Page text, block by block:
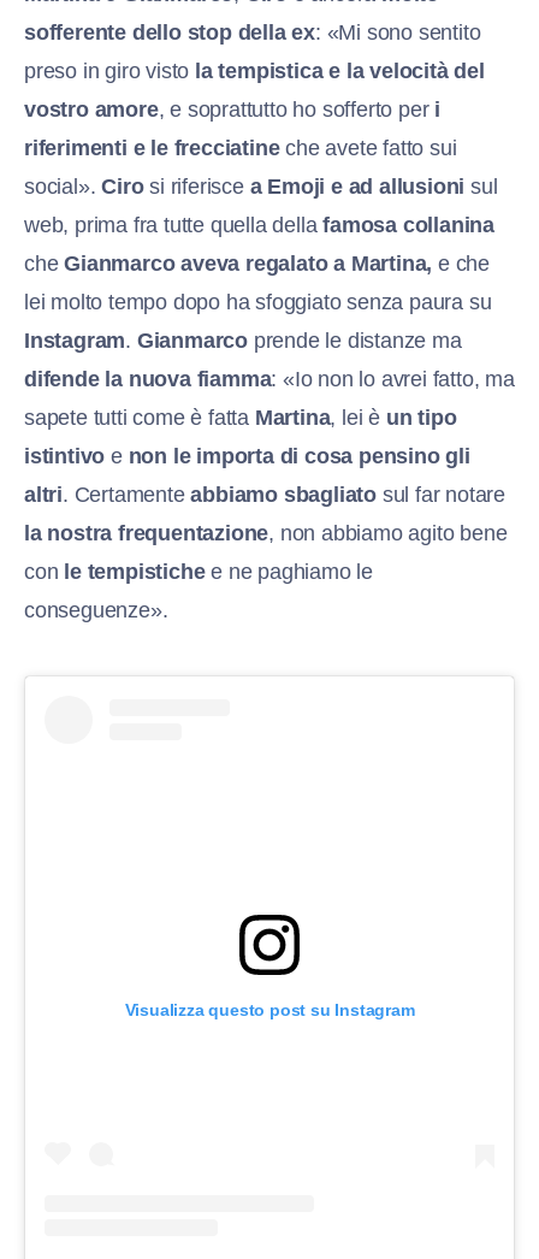
sofferente dello stop della ex: «Mi sono sentito
preso in giro visto la tempistica e la velocità del
vostro amore, e soprattutto ho sofferto per i
riferimenti e le frecciatineche avete fatto sui
social».Cirosi riferisce a Emoji e ad allusioni sul
web, prima fra tutte quella dellafamosa collanina
cheGianmarco aveva regalato a Martina, e che
lei molto tempo dopo ha sfoggiato senza paura su
Instagram. Gianmarco prende le distanze ma
difende la nuova fiamma: «Io non lo avrei fatto, ma
sapete tutti come è fatta Martina, lei è un tipo
istintivo e non le importa di cosa pensino gli
altri. Certamenteabbiamo sbagliato sul far notare
la nostra frequentazione, non abbiamo agito bene
con le tempistichee ne paghiamo le
conseguenze».
Visualizza questo post su Instagram